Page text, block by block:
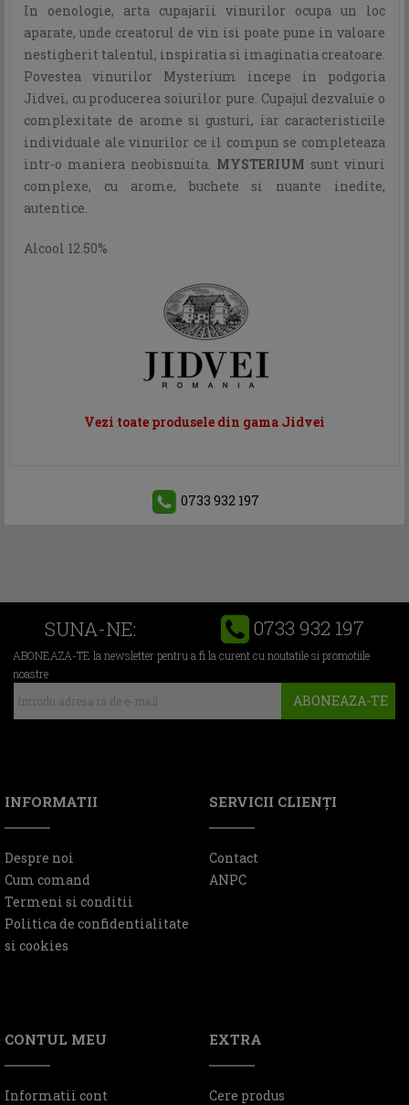
In oenologie, arta cupajarii vinurilor ocupa un loc
aparate, unde creatorul de vin isi poate pune in valoare
nestigherit talentul, inspiratia si imaginatia creatoare.
Povestea vinurilor Mysterium incepe in podgoria
Jidvei, cu producerea soiurilor pure. Cupajul dezvaluie o
complexitate de arome si gusturi, iar caracteristicile
individuale ale vinurilor ce il compun se completeaza
intr-o maniera neobisnuita. MYSTERIUM sunt vinuri
complexe, cu arome, buchete si nuante inedite,
autentice.
Alcool 12.50%
Vezi toate produsele din gama Jidvei
0733 932 197
SUNA-NE: 0733 932 197
ABONEAZA-TE la newsletter pentru a fi la curent cu noutatile si promotiile
noastre
ABONEAZA-TE
INFORMATII
Despre noi
Cum comand
Termeni si conditii
Politica de confidentialitate
si cookies
SERVICII CLIENŢI
Contact
ANPC
CONTUL MEU
Informatii cont
EXTRA
Cere produs